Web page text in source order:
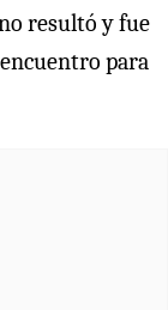
resultó y fue
para